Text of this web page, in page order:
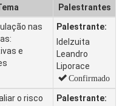
Palestrantes
nas
e
Palestrante:
Idelzuita
Leandro
Liporace
Confirmado
o risco
Palestrante: